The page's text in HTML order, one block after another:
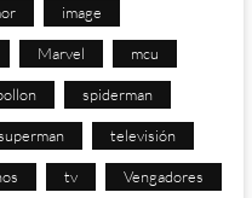
image
Marvel mcu
spiderman
televisión
tv Vengadores